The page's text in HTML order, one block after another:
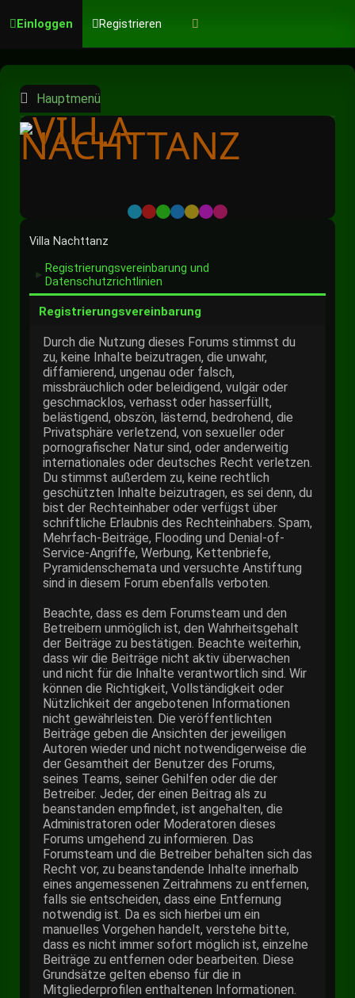
Einloggen Registrieren
Hauptmenü
Default
RedGreen
BlueYellow
Purple
Pink
Villa Nachttanz
► Registrierungsvereinbarung und
Datenschutzrichtlinien
Registrierungsvereinbarung
Durch die Nutzung dieses Forums stimmst du
zu, keine Inhalte beizutragen, die unwahr,
diffamierend, ungenau oder falsch,
missbräuchlich oder beleidigend, vulgär oder
geschmacklos, verhasst oder hasserfüllt,
belästigend, obszön, lästernd, bedrohend, die
Privatsphäre verletzend, von sexueller oder
pornografischer Natur sind, oder anderweitig
internationales oder deutsches Recht verletzen.
Du stimmst außerdem zu, keine rechtlich
geschützten Inhalte beizutragen, es sei denn, du
bist der Rechteinhaber oder verfügst über
schriftliche Erlaubnis des Rechteinhabers. Spam,
Mehrfach-Beiträge, Flooding und Denial-of-
Service-Angriffe, Werbung, Kettenbriefe,
Pyramidenschemata und versuchte Anstiftung
sind in diesem Forum ebenfalls verboten.
Beachte, dass es dem Forumsteam und den
Betreibern unmöglich ist, den Wahrheitsgehalt
der Beiträge zu bestätigen. Beachte weiterhin,
dass wir die Beiträge nicht aktiv überwachen
und nicht für die Inhalte verantwortlich sind. Wir
können die Richtigkeit, Vollständigkeit oder
Nützlichkeit der angebotenen Informationen
nicht gewährleisten. Die veröffentlichten
Beiträge geben die Ansichten der jeweiligen
Autoren wieder und nicht notwendigerweise die
der Gesamtheit der Benutzer des Forums,
seines Teams, seiner Gehilfen oder die der
Betreiber. Jeder, der einen Beitrag als zu
beanstanden empfindet, ist angehalten, die
Administratoren oder Moderatoren dieses
Forums umgehend zu informieren. Das
Forumsteam und die Betreiber behalten sich das
Recht vor, zu beanstandende Inhalte innerhalb
eines angemessenen Zeitrahmens zu entfernen,
falls sie entscheiden, dass eine Entfernung
notwendig ist. Da es sich hierbei um ein
manuelles Vorgehen handelt, verstehe bitte,
dass es nicht immer sofort möglich ist, einzelne
Beiträge zu entfernen oder bearbeiten. Diese
Grundsätze gelten ebenso für die in
Mitgliederprofilen enthaltenen Informationen.